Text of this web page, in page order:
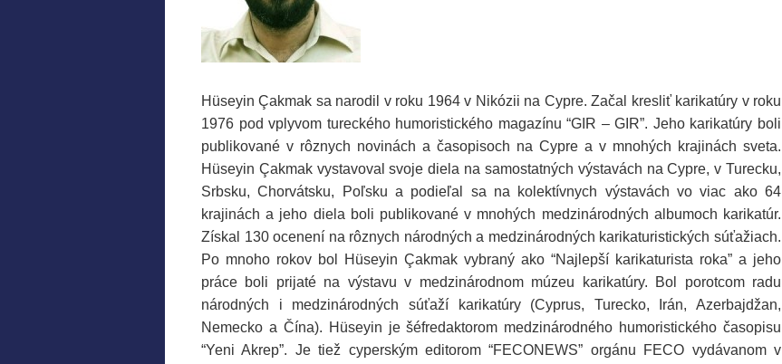
Hüseyin Çakmak sa narodil v roku 1964 v Nikózii na Cypre. Začal kresliť karikatúry v roku
1976 pod vplyvom tureckého humoristického magazínu “GIR – GIR”. Jeho karikatúry boli
publikované v rôznych novinách a časopisoch na Cypre a v mnohých krajinách sveta.
Hüseyin Çakmak vystavoval svoje diela na samostatných výstavách na Cypre, v Turecku,
Srbsku, Chorvátsku, Poľsku a podieľal sa na kolektívnych výstavách vo viac ako 64
krajinách a jeho diela boli publikované v mnohých medzinárodných albumoch karikatúr.
Získal 130 ocenení na rôznych národných a medzinárodných karikaturistických súťažiach.
Po mnoho rokov bol Hüseyin Çakmak vybraný ako “Najlepší karikaturista roka” a jeho
práce boli prijaté na výstavu v medzinárodnom múzeu karikatúry. Bol porotcom radu
národných i medzinárodných súťaží karikatúry (Cyprus, Turecko, Irán, Azerbajdžan,
Nemecko a Čína). Hüseyin je šéfredaktorom medzinárodného humoristického časopisu
“Yeni Akrep”. Je tiež cyperským editorom “FECONEWS” orgánu FECO vydávanom v